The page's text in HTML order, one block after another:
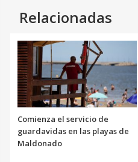
Relacionadas
Comienza el servicio de
guardavidas en las playas de
Maldonado